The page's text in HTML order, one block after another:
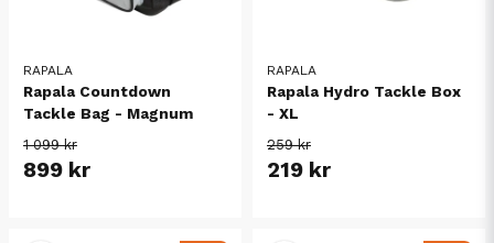
RAPALA
Rapala Countdown
Tackle Bag - Magnum
1 099 kr
899 kr
RAPALA
Rapala Hydro Tackle Box
- XL
259 kr
219 kr